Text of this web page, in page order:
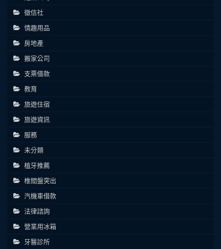
徵信社
情趣用品
房地產
搬家公司
支票借款
教育
旅遊住宿
旅遊資訊
服務
未分類
植牙推薦
椎間盤突出
汽機車借款
法律諮詢
營業用冰箱
牙醫診所